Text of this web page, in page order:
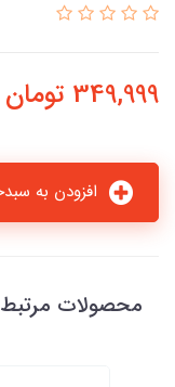
349,999 تومان
محصولات مرتبط